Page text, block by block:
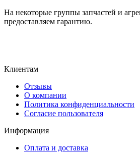
На некоторые группы запчастей и
предоставляем гарантию.
Клиентам
Отзывы
О компании
Политика конфиденциальности
Согласие пользователя
Информация
Оплата и доставка